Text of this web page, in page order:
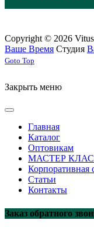
Copyright © 2026
Ваше Время Студия
Joomla! 3 Templates
Goto Top
Закрыть меню
Главная
Каталог
Оптовикам
МАСТЕР
Корпоративная
Статьи
Контакты
Заказ обратного